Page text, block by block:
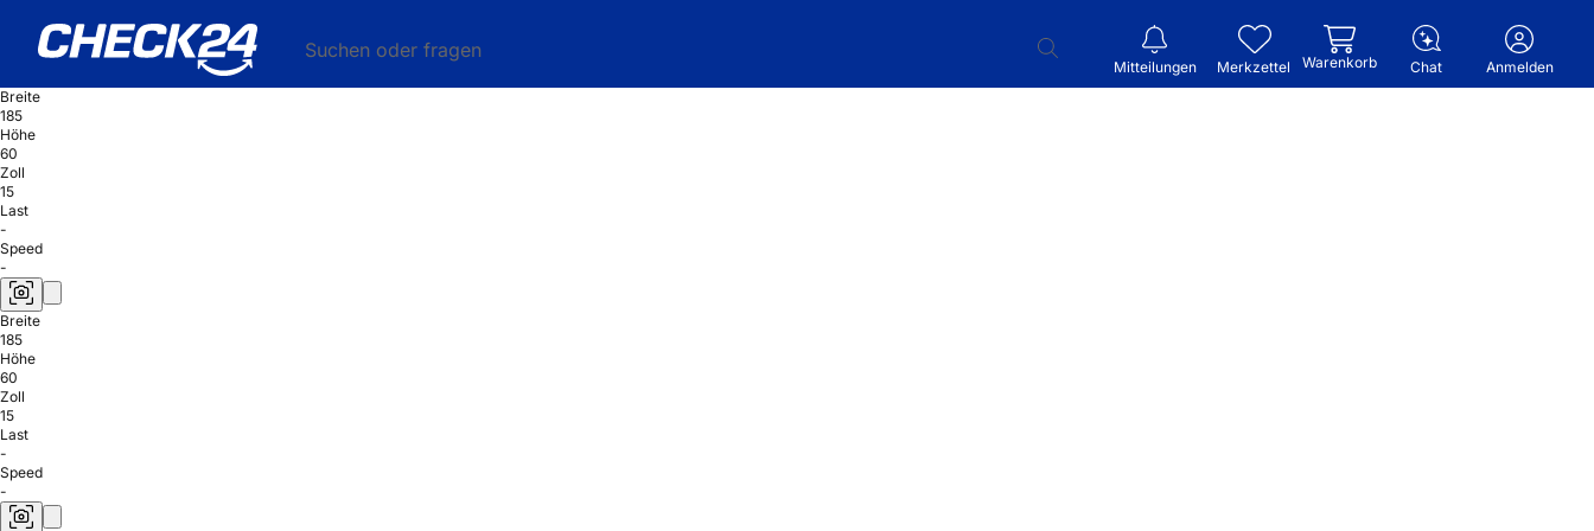
Suchen oder fragen
Mitteilungen Merkzettel Warenkorb Chat
Anmelden
Breite
185
Höhe
60
Zoll
15
Last
-
Speed
-
Breite
185
Höhe
60
Zoll
15
Last
-
Speed
-